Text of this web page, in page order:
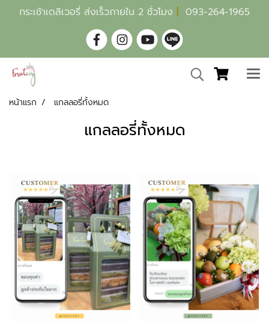
กระเช้าเดลิเวอรี่ ส่งเร็วภายใน 2 ชั่วโมง 093-264-1965
หน้าแรก แกลลอรี่ทั้งหมด
แกลลอรี่ทั้งหมด